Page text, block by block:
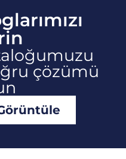
çözümü